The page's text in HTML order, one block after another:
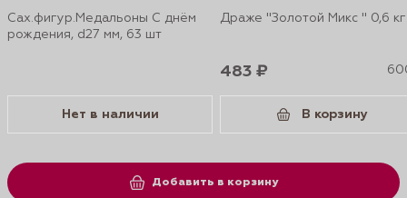
Сах.фигур.Медальоны С днём
рождения, d27 мм, 63 шт
Нет в наличии
Драже "Золотой Микс " 0,6 кг
483 ₽
В корзину
Добавить в корзину